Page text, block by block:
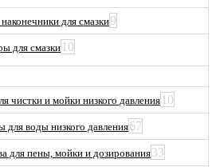
для смазки9
для смазки 10
чистки и мойки низкого давления 10
для воды низкого давления67
для пены, мойки и дозирования33